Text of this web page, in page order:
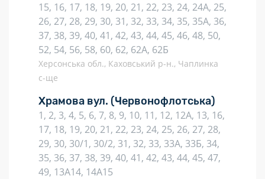
15, 16, 17, 18, 19, 20, 21, 22, 23, 24, 24А, 25,
26, 27, 28, 29, 30, 31, 32, 33, 34, 35, 35А, 36,
37, 38, 39, 40, 41, 42, 43, 44, 45, 46, 48, 50,
52, 54, 56, 58, 60, 62, 62А, 62Б
Херсонська обл., Каховський р-н., Чаплинка
с-ще
Храмова вул. (Червонофлотська)
1, 2, 3, 4, 5, 6, 7, 8, 9, 10, 11, 12, 12А, 13, 16,
17, 18, 19, 20, 21, 22, 23, 24, 25, 26, 27, 28,
29, 30, 30/1, 30/2, 31, 32, 33, 33А, 33Б, 34,
35, 36, 37, 38, 39, 40, 41, 42, 43, 44, 45, 47,
49, 13А14, 14А15